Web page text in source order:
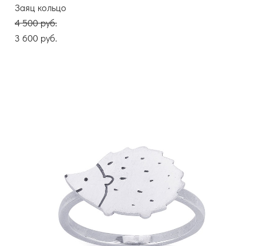
Заяц кольцо
4 500 pуб.
3 600 pуб.